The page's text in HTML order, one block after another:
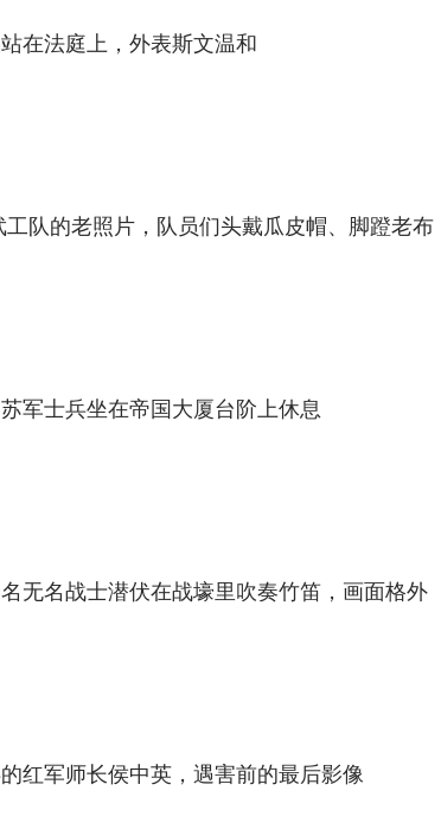
在法庭上，外表斯文温和
队的老照片，队员们头戴瓜皮帽、脚蹬老布
军士兵坐在帝国大厦台阶上休息
无名战士潜伏在战壕里吹奏竹笛，画面格外
红军师长侯中英，遇害前的最后影像